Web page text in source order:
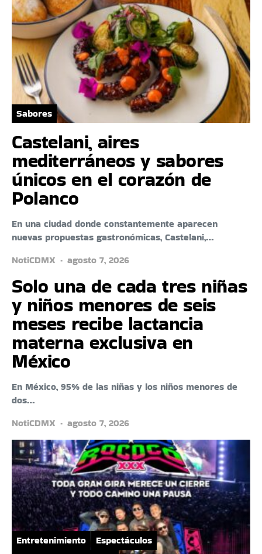
Sabores
Castelani, aires
mediterráneos y sabores
únicos en el corazón de
Polanco
En una ciudad donde constantemente aparecen
nuevas propuestas gastronómicas, Castelani,…
NotiCDMX
agosto 7, 2026
Solo una de cada tres niñas
y niños menores de seis
meses recibe lactancia
materna exclusiva en
México
En México, 95% de las niñas y los niños menores de
dos…
NotiCDMX
agosto 7, 2026
Entretenimiento
Espectáculos